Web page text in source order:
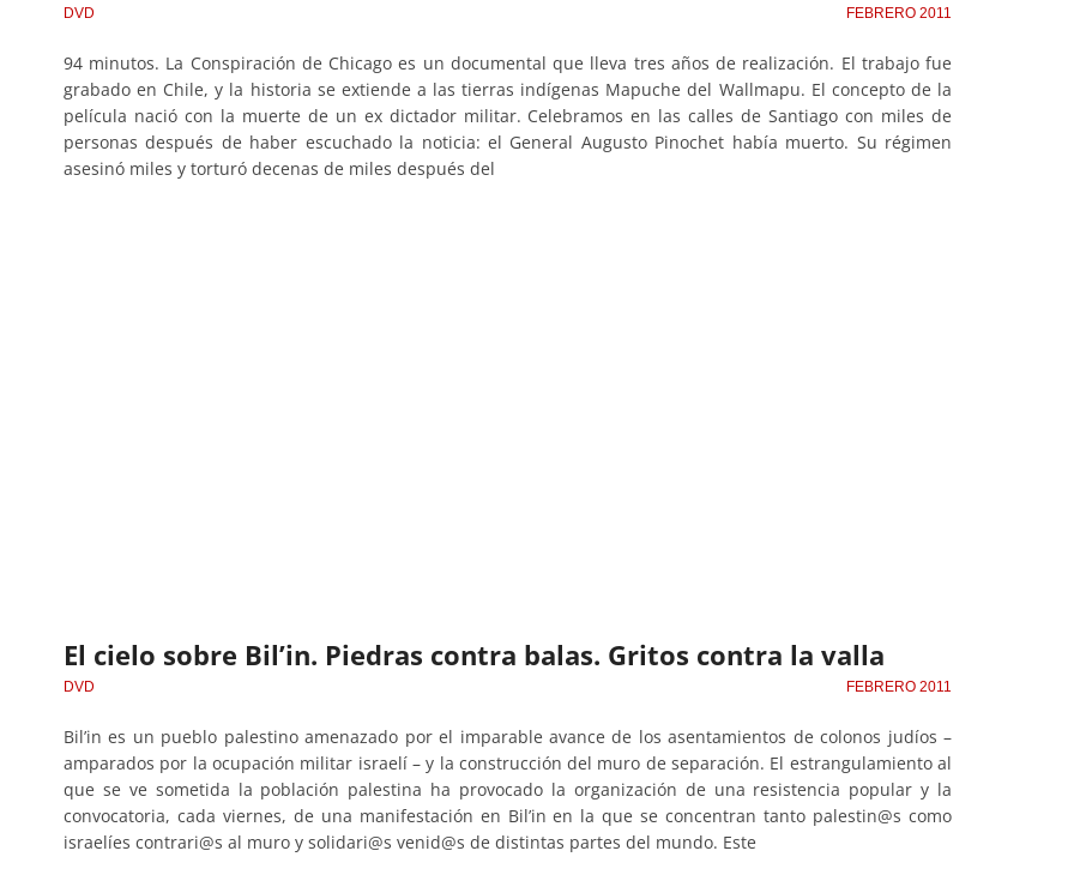
DVD FEBRERO 2011
94 minutos. La Conspiración de Chicago es un documental que lleva tres años de realización. El trabajo fue
grabado en Chile, y la historia se extiende a las tierras indígenas Mapuche del Wallmapu. El concepto de la
película nació con la muerte de un ex dictador militar. Celebramos en las calles de Santiago con miles de
personas después de haber escuchado la noticia: el General Augusto Pinochet había muerto. Su régimen
asesinó miles y torturó decenas de miles después del
El cielo sobre Bil’in. Piedras contra balas. Gritos contra la valla
DVD FEBRERO 2011
Bil’in es un pueblo palestino amenazado por el imparable avance de los asentamientos de colonos judíos –
amparados por la ocupación militar israelí – y la construcción del muro de separación. El estrangulamiento al
que se ve sometida la población palestina ha provocado la organización de una resistencia popular y la
convocatoria, cada viernes, de una manifestación en Bil’in en la que se concentran tanto palestin@s como
israelíes contrari@s al muro y solidari@s venid@s de distintas partes del mundo. Este